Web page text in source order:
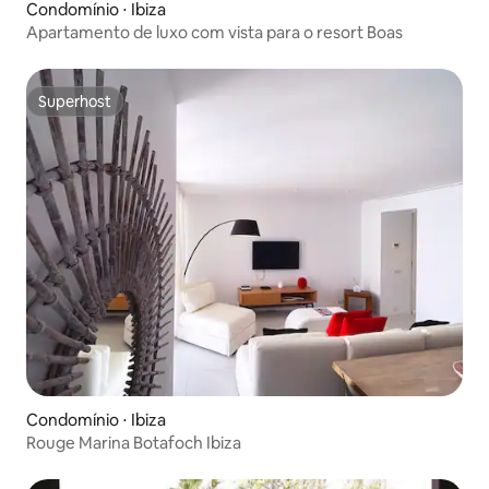
Condomínio ⋅ Ibiza
Apartamento de luxo com vista para o resort Boas
Superhost
Superhost
Condomínio ⋅ Ibiza
Rouge Marina Botafoch Ibiza